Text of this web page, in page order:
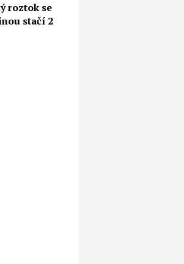
roztok se
stačí 2